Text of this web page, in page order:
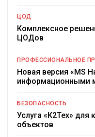
ЦОД
Комплексное
ЦОДов
ПРОФЕССИОНАЛЬНОЕ
Новая версия «MS
информационными
БЕЗОПАСНОСТЬ
Услуга «К2Тех»
объектов